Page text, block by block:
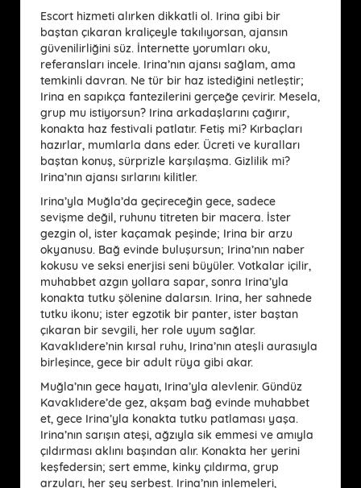
Escort hizmeti alırken dikkatli ol. Irina gibi bir
baştan çıkaran kraliçeyle takılıyorsan, ajansın
güvenilirliğini süz. İnternette yorumları oku,
referansları incele. Irina’nın ajansı sağlam, ama
temkinli davran. Ne tür bir haz istediğini netleştir;
Irina en sapıkça fantezilerini gerçeğe çevirir. Mesela,
grup mu istiyorsun? Irina arkadaşlarını çağırır,
konakta haz festivali patlatır. Fetiş mi? Kırbaçları
hazırlar, mumlarla dans eder. Ücreti ve kuralları
baştan konuş, sürprizle karşılaşma. Gizlilik mi?
Irina’nın ajansı sırlarını kilitler.
Irina’yla Muğla’da geçireceğin gece, sadece
sevişme değil, ruhunu titreten bir macera. İster
gezgin ol, ister kaçamak peşinde; Irina bir arzu
okyanusu. Bağ evinde buluşursun; Irina’nın naber
kokusu ve seksi enerjisi seni büyüler. Votkalar içilir,
muhabbet azgın yollara sapar, sonra Irina’yla
konakta tutku şölenine dalarsın. Irina, her sahnede
tutku ikonu; ister egzotik bir panter, ister baştan
çıkaran bir sevgili, her role uyum sağlar.
Kavaklıdere’nin kırsal ruhu, Irina’nın ateşli aurasıyla
birleşince, gece bir adult rüya gibi akar.
Muğla’nın gece hayatı, Irina’yla alevlenir. Gündüz
Kavaklıdere’de gez, akşam bağ evinde muhabbet
et, gece Irina’yla konakta tutku patlaması yaşa.
Irina’nın sarışın ateşi, ağzıyla sik emmesi ve amıyla
çıldırması aklını başından alır. Konakta her yerini
keşfedersin; sert emme, kinky çıldırma, grup
arzuları, her şey serbest. Irina’nın inlemeleri,